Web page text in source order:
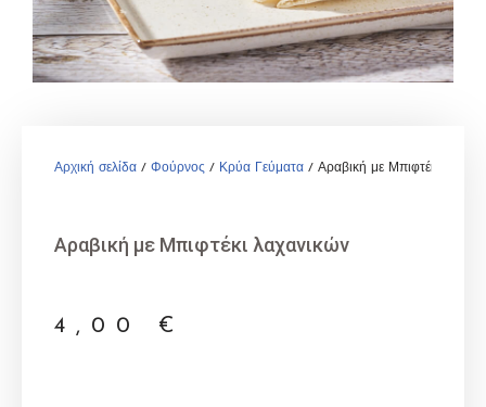
Αρχική σελίδα / Φούρνος / Κρύα Γεύματα / Αραβική με Μπιφτέκι
Αραβική με Μπιφτέκι λαχανικών
4,00 €